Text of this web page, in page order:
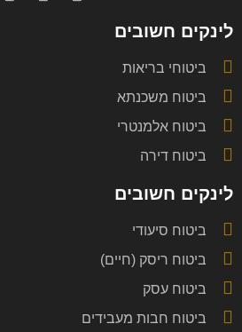
לינקים חשובים
ביטוחי בריאות
ביטוח משכנתא
ביטוח אלמנטרי
ביטוח דירה
לינקים חשובים
ביטוח סיעודי
ביטוח ריסק (חיים)
ביטוח עסק
ביטוח חבות מעבידים